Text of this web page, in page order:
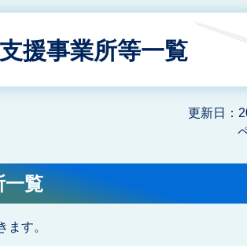
援事業所等一覧
更新日：
一覧
ます。